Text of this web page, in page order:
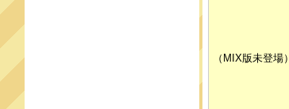
（MIX版未登場）